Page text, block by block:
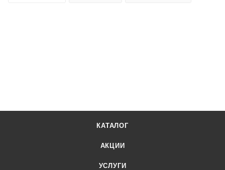
КАТАЛОГ
АКЦИИ
УСЛУГИ